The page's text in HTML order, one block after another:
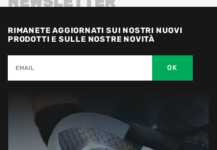
RIMANETE AGGIORNATI SUI NOSTRI NUOVI
PRODOTTI E SULLE NOSTRE NOVITÀ
EMAIL OK